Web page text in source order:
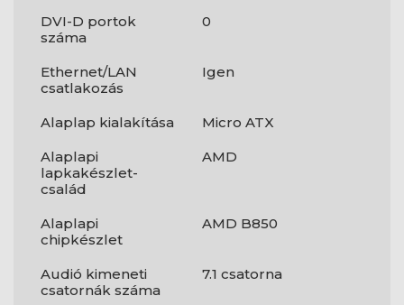
DVI-D portok
száma
0
Ethernet/LAN
csatlakozás
Igen
Alaplap kialakítása
Micro ATX
Alaplapi
lapkakészlet-
család
AMD
Alaplapi
chipkészlet
AMD B850
Audió kimeneti
csatornák száma
7.1 csatorna